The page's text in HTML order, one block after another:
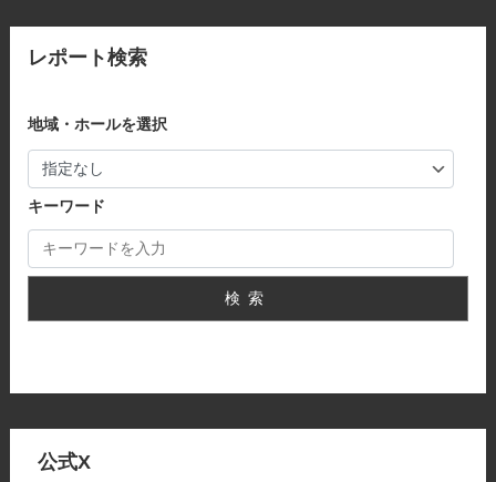
レポート検索
地域・ホールを選択
キーワード
検索
公式X